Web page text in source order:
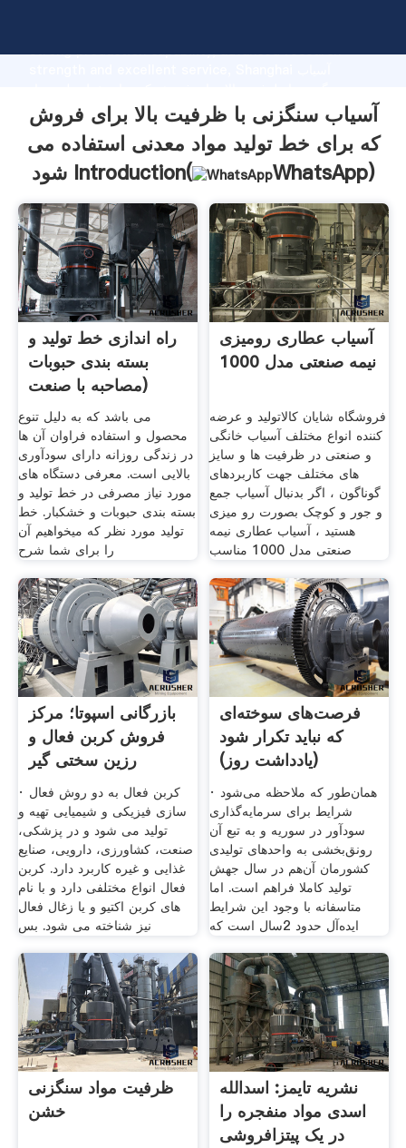
strong production capability, advanced research
معدنی استفاده می شود supplier create the value and
bring values to all of customers.
آسیاب سنگزنی با ظرفیت بالا برای فروش
که برای خط تولید مواد معدنی استفاده می
شود Introduction(
WhatsApp)
راه اندازی خط تولید و
بسته بندی حبوبات
(مصاحبه با صنعت
می باشد که به دلیل تنوع
محصول و استفاده فراوان آن ها
در زندگی روزانه دارای سودآوری
بالایی است. معرفی دستگاه های
مورد نیاز مصرفی در خط تولید و
بسته بندی حبوبات و خشکبار. خط
تولید مورد نظر که میخواهیم آن
را برای شما شرح
آسیاب عطاری رومیزی
نیمه صنعتی مدل 1000
فروشگاه شایان کالاتولید و عرضه
کننده انواع مختلف آسیاب خانگی
و صنعتی در ظرفیت ها و سایز
های مختلف جهت کاربردهای
گوناگون ، اگر بدنبال آسیاب جمع
و جور و کوچک بصورت رو میزی
هستید ، آسیاب عطاری نیمه
صنعتی مدل 1000 مناسب
بازرگانی اسپوتا؛ مرکز
فروش کربن فعال و
رزین سختی گیر
· کربن فعال به دو روش فعال
سازی فیزیکی و شیمیایی تهیه و
تولید می شود و در پزشکی،
صنعت، کشاورزی، دارویی، صنایع
غذایی و غیره کاربرد دارد. کربن
فعال انواع مختلفی دارد و با نام
های کربن اکتیو و یا زغال فعال
نیز شناخته می شود. بس
فرصت‌های سوخته‌ای
که نباید تکرار شود
(یادداشت روز)
· همان‌طور که ملاحظه می‌شود
شرایط برای سرمایه‌گذاری
سودآور در سوریه و به تبع آن
رونق‌بخشی به واحدهای تولیدی
کشورمان آن‌هم در سال جهش
تولید کاملا فراهم است. اما
متاسفانه با وجود این شرایط
ایده‌آل حدود 2سال است که
ظرفیت مواد سنگزنی
خشن
نشریه تایمز: اسدالله
اسدی مواد منفجره را
در یک پیتزافروشی